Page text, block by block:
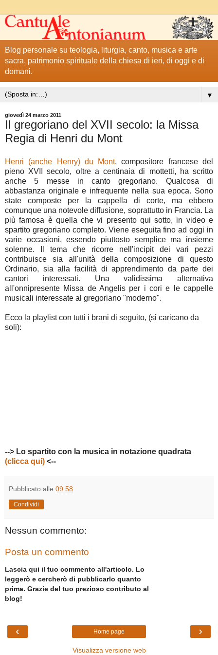
Blog personale su teologia, liturgia, canto, musica e arte
sacra, patrimonio spirituale della chiesa di ieri, di oggi e di
domani.
▼
giovedì 24 marzo 2011
Il gregoriano del XVII secolo: la Missa
Regia di Henri du Mont
Henri (anche Henry) du Mont, compositore francese del
pieno XVII secolo, oltre a centinaia di mottetti, ha scritto
anche 5 messe in canto gregoriano. Qualcosa di
abbastanza originale e infrequente nella sua epoca. Sono
state composte per la cappella di corte, ma ebbero
comunque una notevole diffusione, soprattutto in Francia. La
più famosa è quella che vi presento qui sotto, in video e
spartito gregoriano completo. Viene eseguita fino ad oggi in
varie occasioni, essendo piuttosto semplice ma insieme
solenne. Il tema che ricorre nell'incipit dei vari pezzi
contribuisce sia all'unità della composizione di questo
Ordinario, sia alla facilità di apprendimento da parte dei
cantori interessati. Una validissima alternativa
all'onnipresente Missa de Angelis per i cori e le cappelle
musicali interessate al gregoriano "moderno".
Ecco la playlist con tutti i brani di seguito, (si caricano da
soli):
--> Lo spartito con la musica in notazione quadrata
(clicca qui) <--
Pubblicato alle 09:58
Condividi
Nessun commento:
Posta un commento
Lascia qui il tuo commento all'articolo. Lo
leggerò e cercherò di pubblicarlo quanto
prima. Grazie del tuo prezioso contributo al
blog!
‹ ›
Home page
Visualizza versione web